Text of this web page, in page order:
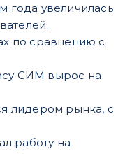
года увеличилась
по сравнению с
СИМ вырос на
лидером рынка, с
работу на